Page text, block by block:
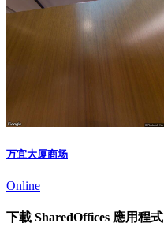
万宜大厦商场
Online
下載 SharedOffices 應用程式